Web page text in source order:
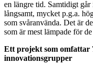
en längre tid. Samtidigt
långsamt, mycket p.g.a.
som svåranvända. Det är
som är mest lämpade för
Ett projekt som omfattar
innovationsgrupper